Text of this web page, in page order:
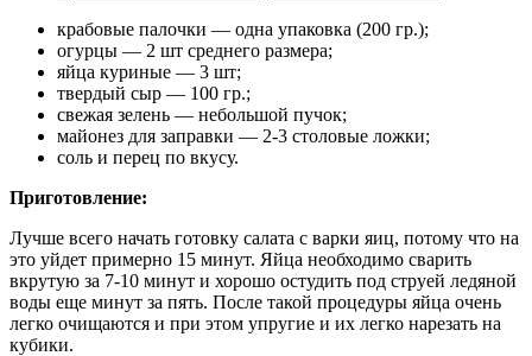
крабовые палочки — одна упаковка (200 гр.);
огурцы — 2 шт среднего размера;
яйца куриные — 3 шт;
твердый сыр — 100 гр.;
свежая зелень — небольшой пучок;
майонез для заправки — 2-3 столовые ложки;
соль и перец по вкусу.
Приготовление:
Лучше всего начать готовку салата с варки яиц, потому что на
это уйдет примерно 15 минут. Яйца необходимо сварить
вкрутую за 7-10 минут и хорошо остудить под струей ледяной
воды еще минут за пять. После такой процедуры яйца очень
легко очищаются и при этом упругие и их легко нарезать на
кубики.